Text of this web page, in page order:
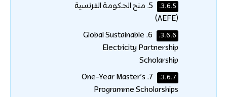
3.6.5.
5. منح الحكومة الفرنسية
(AEFE)
3.6.6.
6. Global Sustainable
Electricity Partnership
Scholarship
3.6.7.
7. One-Year Master’s
Programme Scholarships